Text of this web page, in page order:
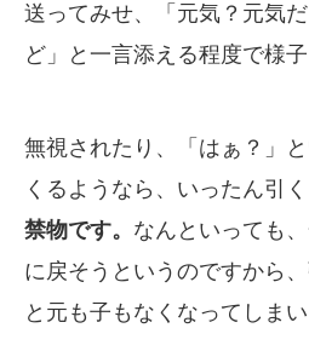
送ってみせ、「元気？元気
ど」と一言添える程度で様
無視されたり、「はぁ？」
くるようなら、いったん引く
禁物です。 なんといっても
に戻そうというのですから
と元も子もなくなってしまい